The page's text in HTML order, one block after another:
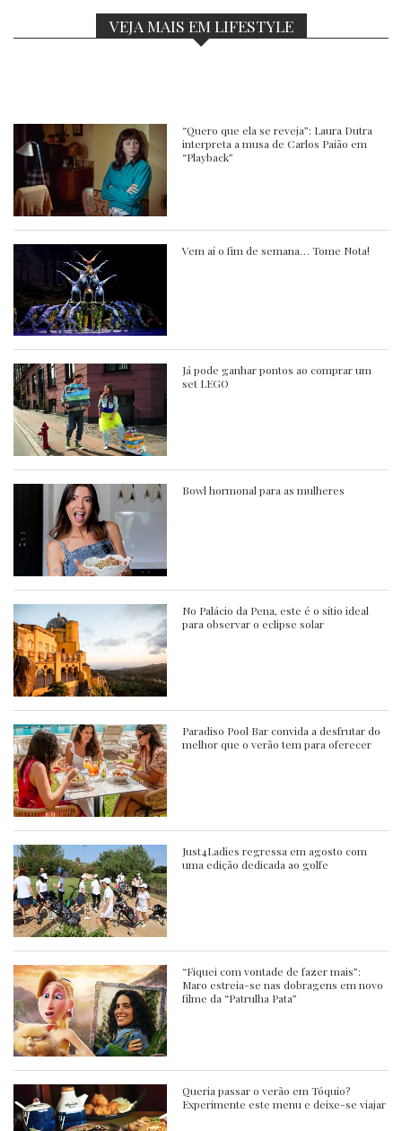
VEJA MAIS EM LIFESTYLE
“Quero que ela se reveja”: Laura Dutra
interpreta a musa de Carlos Paião em
“Playback”
Vem aí o fim de semana… Tome Nota!
Já pode ganhar pontos ao comprar um
set LEGO
Bowl hormonal para as mulheres
No Palácio da Pena, este é o sítio ideal
para observar o eclipse solar
Paradiso Pool Bar convida a desfrutar do
melhor que o verão tem para oferecer
Just4Ladies regressa em agosto com
uma edição dedicada ao golfe
“Fiquei com vontade de fazer mais”:
Maro estreia-se nas dobragens em novo
filme da “Patrulha Pata”
Queria passar o verão em Tóquio?
Experimente este menu e deixe-se viajar